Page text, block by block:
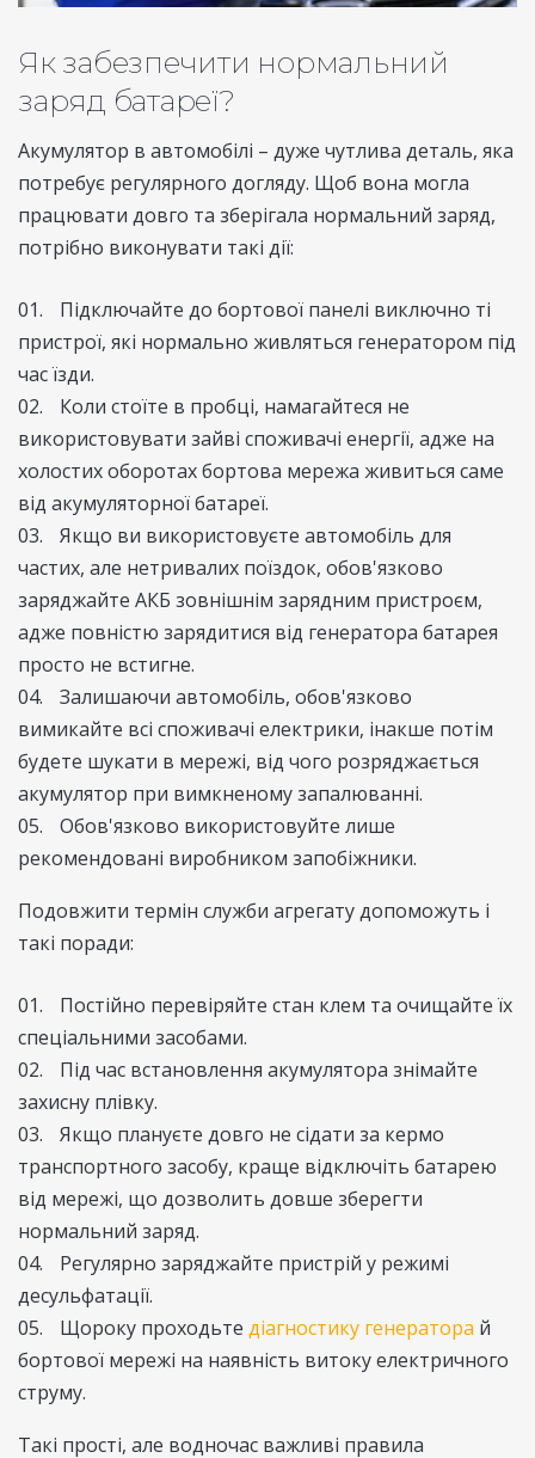
Як забезпечити нормальний
заряд батареї?
Акумулятор в автомобілі – дуже чутлива деталь, яка
потребує регулярного догляду. Щоб вона могла
працювати довго та зберігала нормальний заряд,
потрібно виконувати такі дії:
Підключайте до бортової панелі виключно ті
пристрої, які нормально живляться генератором під
час їзди.
Коли стоїте в пробці, намагайтеся не
використовувати зайві споживачі енергії, адже на
холостих оборотах бортова мережа живиться саме
від акумуляторної батареї.
Якщо ви використовуєте автомобіль для
частих, але нетривалих поїздок, обов'язково
заряджайте АКБ зовнішнім зарядним пристроєм,
адже повністю зарядитися від генератора батарея
просто не встигне.
Залишаючи автомобіль, обов'язково
вимикайте всі споживачі електрики, інакше потім
будете шукати в мережі, від чого розряджається
акумулятор при вимкненому запалюванні.
Обов'язково використовуйте лише
рекомендовані виробником запобіжники.
Подовжити термін служби агрегату допоможуть і
такі поради:
Постійно перевіряйте стан клем та очищайте їх
спеціальними засобами.
Під час встановлення акумулятора знімайте
захисну плівку.
Якщо плануєте довго не сідати за кермо
транспортного засобу, краще відключіть батарею
від мережі, що дозволить довше зберегти
нормальний заряд.
Регулярно заряджайте пристрій у режимі
десульфатації.
Щороку проходьте діагностику генератора й
бортової мережі на наявність витоку електричного
струму.
Такі прості, але водночас важливі правила